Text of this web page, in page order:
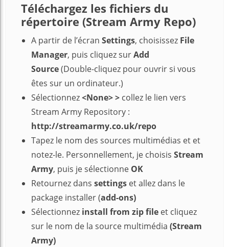
Téléchargez les fichiers du
répertoire (Stream Army Repo)
A partir de l’écran Settings, choisissez File
Manager, puis cliquez surAdd
Source(Double-cliquez pour ouvrir si vous
êtes sur un ordinateur.)
Sélectionnez<None>> collez le lien vers
Stream Army Repository :
http://streamarmy.co.uk/repo
Tapez le nom des sources multimédias et et
notez-le. Personnellement, je choisis Stream
Army, puis je sélectionne OK
Retournez dans settings et allez dans le
package installer (add-ons)
Sélectionnez install from zip file et cliquez
sur le nom de la source multimédia (Stream
Army)